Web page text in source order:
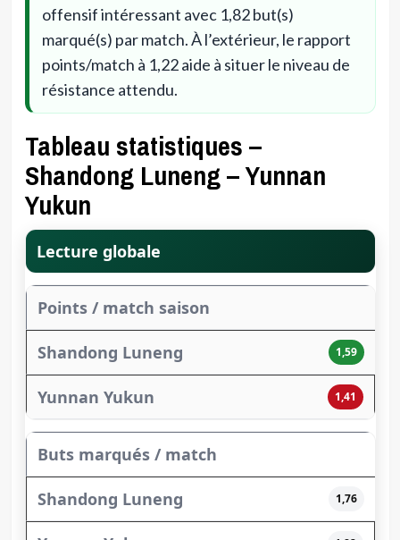
offensif intéressant avec 1,82 but(s)
marqué(s) par match. À l’extérieur, le rapport
points/match à 1,22 aide à situer le niveau de
résistance attendu.
Tableau statistiques –
Shandong Luneng – Yunnan
Yukun
Lecture globale
Points / match saison
1,59
1,41
Buts marqués / match
1,76